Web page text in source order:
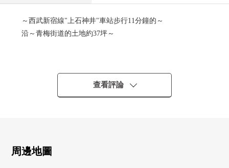
～西武新宿線"上石神井"車站步行11分鐘的～
沿～青梅街道的土地約37坪～
■ 用地面積 … 122.38平方公尺(約37.01坪)
■ 前面道路 … 西南一側：幅員約25m公路(新青梅街道)
■ 建築面積比 … 80%
■ 在有建築條件的待售土地，沒有
查看評論
周邊地圖